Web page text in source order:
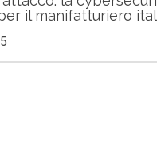
il manifatturiero